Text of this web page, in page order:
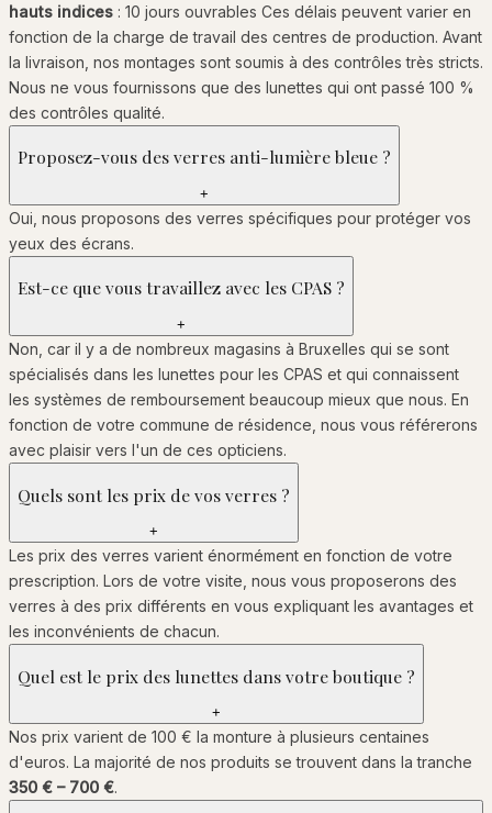
hauts indices : 10 jours ouvrables Ces délais peuvent varier en
fonction de la charge de travail des centres de production. Avant
la livraison, nos montages sont soumis à des contrôles très stricts.
Nous ne vous fournissons que des lunettes qui ont passé 100 %
des contrôles qualité.
Proposez-vous des verres anti-lumière bleue ?
+
Oui, nous proposons des verres spécifiques pour protéger vos
yeux des écrans.
Est-ce que vous travaillez avec les CPAS ?
+
Non, car il y a de nombreux magasins à Bruxelles qui se sont
spécialisés dans les lunettes pour les CPAS et qui connaissent
les systèmes de remboursement beaucoup mieux que nous. En
fonction de votre commune de résidence, nous vous référerons
avec plaisir vers l'un de ces opticiens.
Quels sont les prix de vos verres ?
+
Les prix des verres varient énormément en fonction de votre
prescription. Lors de votre visite, nous vous proposerons des
verres à des prix différents en vous expliquant les avantages et
les inconvénients de chacun.
Quel est le prix des lunettes dans votre boutique ?
+
Nos prix varient de 100 € la monture à plusieurs centaines
d'euros. La majorité de nos produits se trouvent dans la tranche
350 € – 700 €.